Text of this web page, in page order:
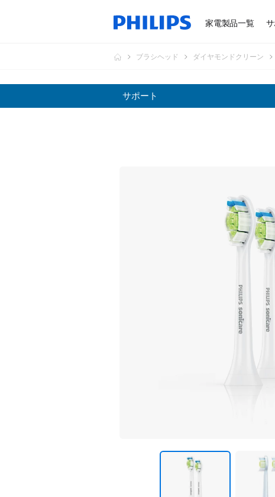
家電製品一覧
ブラシヘッド ダイヤモンドクリーン
サポート